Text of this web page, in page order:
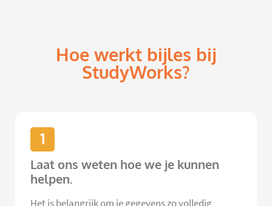
Hoe werkt bijles bij
StudyWorks?
1
Laat ons weten hoe we je kunnen
helpen.
Het is belangrijk om je gegevens zo volledig